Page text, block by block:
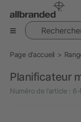
Rechercher des
Page d’accueil
Planificateur
Numéro de l’article : 6-